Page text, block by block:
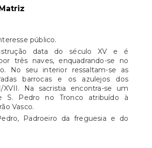
público.
data do século XV e é
três naves, enquadrando-se no
No seu interior ressaltam-se as
barrocas e os azulejos dos
XVII. Na sacristia encontra-se um
S. Pedro no Tronco atribuído à
Vasco.
Padroeiro da freguesia e do